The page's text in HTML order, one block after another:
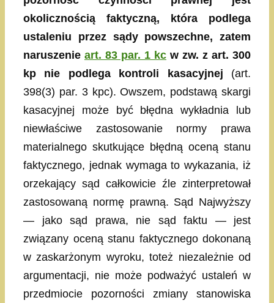
okolicznością faktyczną, która podlega
ustaleniu przez sądy powszechne, zatem
naruszenie art. 83 par. 1 kc w zw. z art. 300
kp nie podlega kontroli kasacyjnej (art.
398(3) par. 3 kpc). Owszem, podstawą skargi
kasacyjnej może być błędna wykładnia lub
niewłaściwe zastosowanie normy prawa
materialnego skutkujące błędną oceną stanu
faktycznego, jednak wymaga to wykazania, iż
orzekający sąd całkowicie źle zinterpretował
zastosowaną normę prawną. Sąd Najwyższy
— jako sąd prawa, nie sąd faktu — jest
związany oceną stanu faktycznego dokonaną
w zaskarżonym wyroku, toteż niezależnie od
argumentacji, nie może podważyć ustaleń w
przedmiocie pozorności zmiany stanowiska